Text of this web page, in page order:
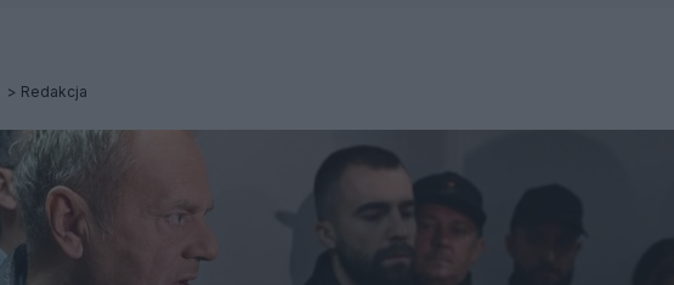
Redakcja